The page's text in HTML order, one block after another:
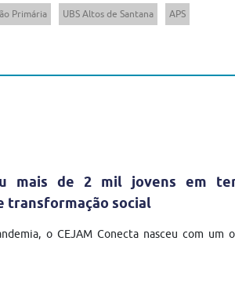
Primária UBS Altos de Santana APS
mais de 2 mil jovens em
transformação social
o CEJAM Conecta nasceu com